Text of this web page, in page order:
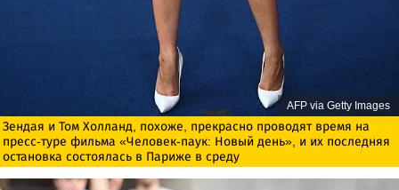
AFP via Getty Images
Зендая и Том Холланд, похоже, прекрасно проводят время на
пресс-туре фильма «Человек-паук: Новый день», и их последняя
остановка состоялась в Париже в среду